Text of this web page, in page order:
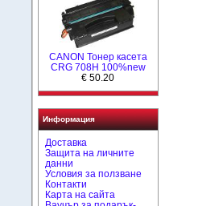
CANON Тонер касета
CRG 708H 100%new
€ 50.20
Информация
Доставка
Защита на личните
данни
Условия за ползване
Контакти
Карта на сайта